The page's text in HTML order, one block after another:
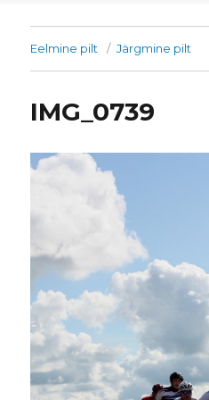
Eelmine pilt Järgmine pilt
IMG_0739